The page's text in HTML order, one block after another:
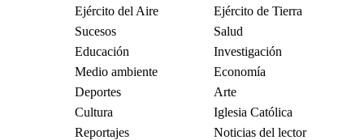
Ejército del Aire
Ejército de Tierra
Sucesos
Salud
Educación
Investigación
Medio ambiente
Economía
Deportes
Arte
Cultura
Iglesia Católica
Reportajes
Noticias del lector